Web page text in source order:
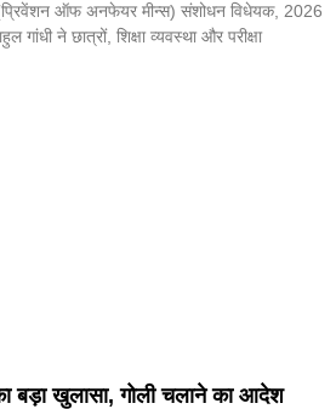
ऑफ अनफेयर मीन्स) संशोधन विधेयक, 2026
गांधी ने छात्रों, शिक्षा व्यवस्था और परीक्षा
बड़ा खुलासा, गोली चलाने का आदेश